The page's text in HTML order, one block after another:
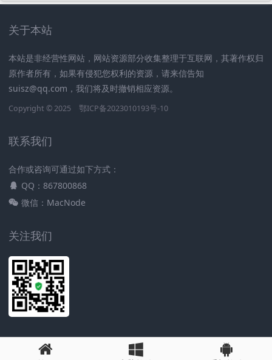
关于本站
本站是非经营性网站，网站资源部分收集整理于互联网，其著作权归
原作者所有，如果有侵犯您权利的资源，请来信告知
suisz@qq.com，我们将及时撤销相应资源。
Copyright © 2025 鄂ICP备2023010193号-10
联系我们
合作或咨询可通过如下方式：
QQ：867800868
微信：MacNode
关注我们